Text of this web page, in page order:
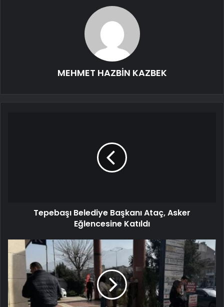
MEHMET HAZBİN KAZBEK
Tepebaşı Belediye Başkanı Ataç, Asker
Eğlencesine Katıldı